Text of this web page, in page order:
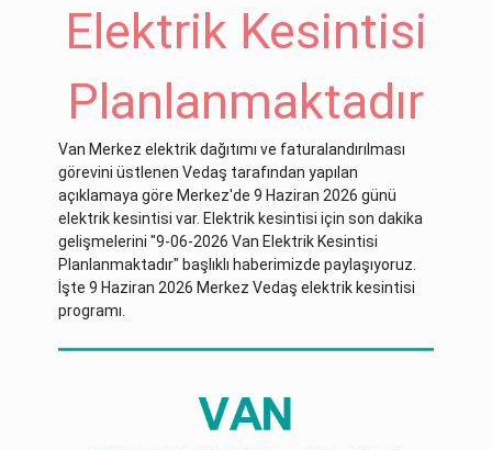
Elektrik Kesintisi
Planlanmaktadır
Van Merkez elektrik dağıtımı ve faturalandırılması
görevini üstlenen Vedaş tarafından yapılan
açıklamaya göre Merkez'de 9 Haziran 2026 günü
elektrik kesintisi var. Elektrik kesintisi için son dakika
gelişmelerini "9-06-2026 Van Elektrik Kesintisi
Planlanmaktadır" başlıklı haberimizde paylaşıyoruz.
İşte 9 Haziran 2026 Merkez Vedaş elektrik kesintisi
programı.